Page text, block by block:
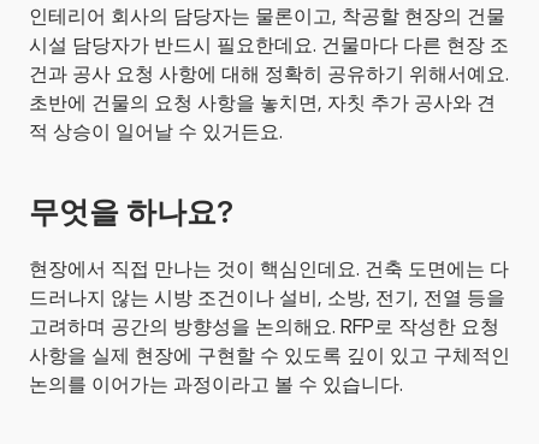
인테리어 회사의 담당자는 물론이고, 착공할 현장의 건물
시설 담당자가 반드시 필요한데요. 건물마다 다른 현장 조
건과 공사 요청 사항에 대해 정확히 공유하기 위해서예요.
초반에 건물의 요청 사항을 놓치면, 자칫 추가 공사와 견
적 상승이 일어날 수 있거든요.
무엇을 하나요?
현장에서 직접 만나는 것이 핵심인데요. 건축 도면에는 다
드러나지 않는 시방 조건이나 설비, 소방, 전기, 전열 등을
고려하며 공간의 방향성을 논의해요. RFP로 작성한 요청
사항을 실제 현장에 구현할 수 있도록 깊이 있고 구체적인
논의를 이어가는 과정이라고 볼 수 있습니다.